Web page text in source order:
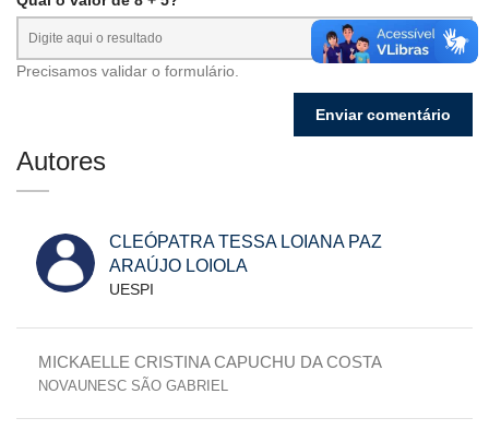
Precisamos validar o formulário.
Autores
CLEÓPATRA TESSA LOIANA PAZ
ARAÚJO LOIOLA
UESPI
MICKAELLE CRISTINA CAPUCHU DA COSTA
NOVAUNESC SÃO GABRIEL